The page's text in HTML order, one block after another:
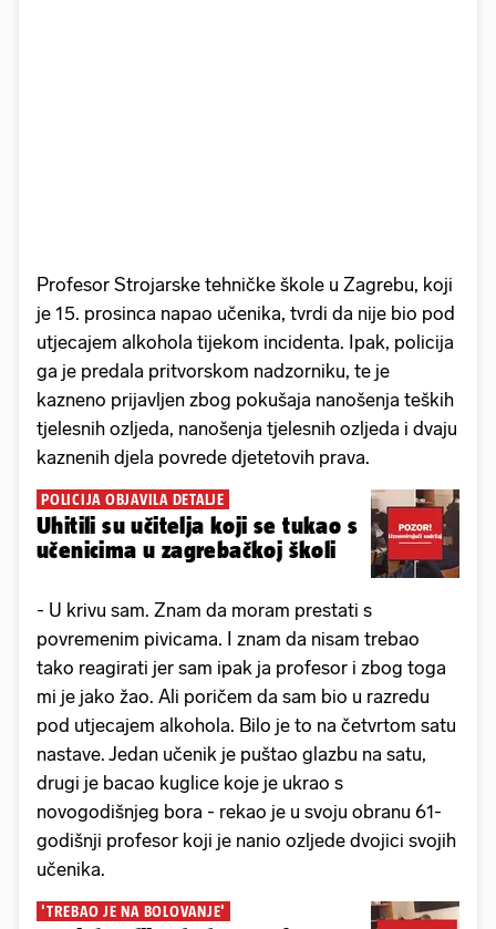
Profesor Strojarske tehničke škole u Zagrebu, koji
je 15. prosinca napao učenika, tvrdi da nije bio pod
utjecajem alkohola tijekom incidenta. Ipak, policija
ga je predala pritvorskom nadzorniku, te je
kazneno prijavljen zbog pokušaja nanošenja teških
tjelesnih ozljeda, nanošenja tjelesnih ozljeda i dvaju
kaznenih djela povrede djetetovih prava.
POLICIJA OBJAVILA DETALJE
Uhitili su učitelja koji se tukao s
učenicima u zagrebačkoj školi
- U krivu sam. Znam da moram prestati s
povremenim pivicama. I znam da nisam trebao
tako reagirati jer sam ipak ja profesor i zbog toga
mi je jako žao. Ali poričem da sam bio u razredu
pod utjecajem alkohola. Bilo je to na četvrtom satu
nastave. Jedan učenik je puštao glazbu na satu,
drugi je bacao kuglice koje je ukrao s
novogodišnjeg bora - rekao je u svoju obranu 61-
godišnji profesor koji je nanio ozljede dvojici svojih
učenika.
'TREBAO JE NA BOLOVANJE'